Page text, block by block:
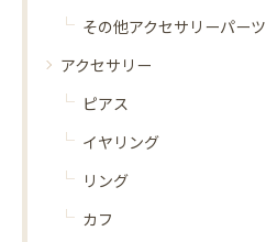
その他アクセサリーパーツ
アクセサリー
ピアス
イヤリング
リング
カフ